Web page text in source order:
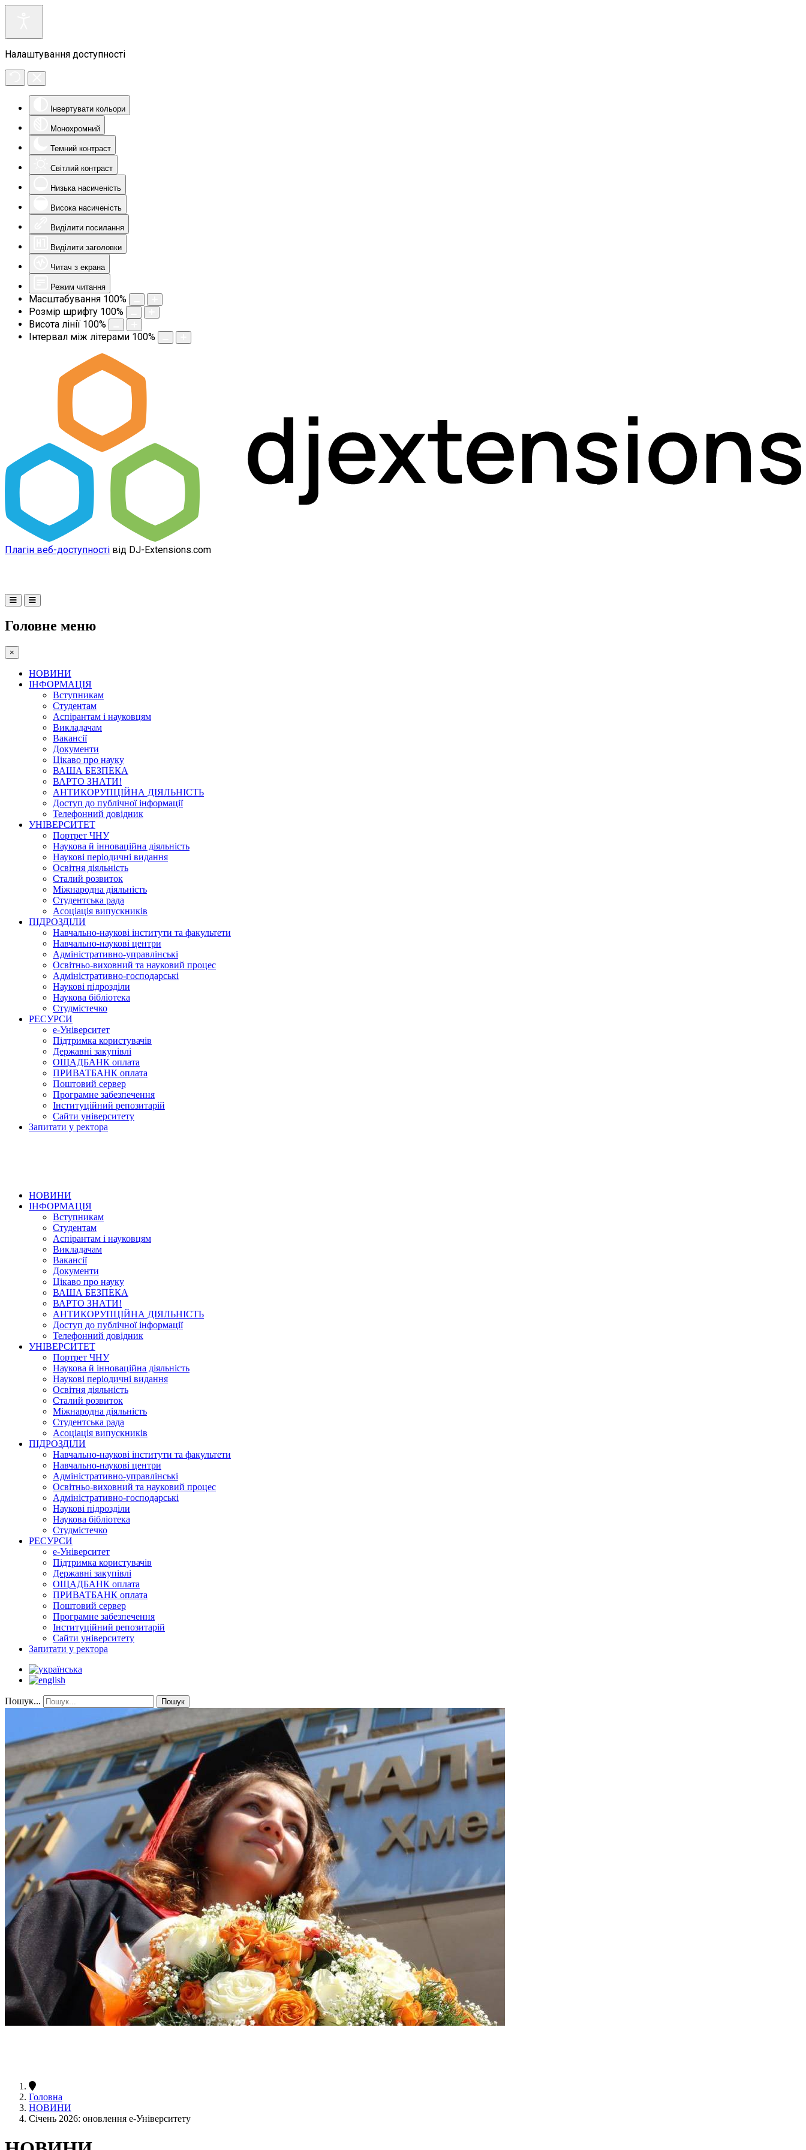
Налаштування доступності
Інвертувати кольори
Монохромний
Темний контраст
Світлий контраст
Низька насиченість
Висока насиченість
Виділити посилання
Виділити заголовки
Читач з екрана
Режим читання
Масштабування 100%
Розмір шрифту 100%
Висота лінії 100%
Інтервал між літерами 100%
Плагін веб-доступності від DJ-Extensions.com
Головне меню
×
НОВИНИ
ІНФОРМАЦІЯ
Вступникам
Студентам
Аспірантам і науковцям
Викладачам
Вакансії
Документи
Цікаво про науку
ВАША БЕЗПЕКА
ВАРТО ЗНАТИ!
АНТИКОРУПЦІЙНА ДІЯЛЬНІСТЬ
Доступ до публічної інформації
Телефонний довідник
УНІВЕРСИТЕТ
Портрет ЧНУ
Наукова й інноваційна діяльність
Наукові періодичні видання
Освітня діяльність
Сталий розвиток
Міжнародна діяльність
Студентська рада
Асоціація випускників
ПІДРОЗДІЛИ
Навчально-наукові інститути та факультети
Навчально-наукові центри
Адміністративно-управлінські
Освітньо-виховний та науковий процес
Адміністративно-господарські
Наукові підрозділи
Наукова бібліотека
Студмістечко
РЕСУРСИ
е-Університет
Підтримка користувачів
Державні закупівлі
ОЩАДБАНК оплата
ПРИВАТБАНК оплата
Поштовий сервер
Програмне забезпечення
Інституційний репозитарій
Сайти університету
Запитати у ректора
НОВИНИ
ІНФОРМАЦІЯ
Вступникам
Студентам
Аспірантам і науковцям
Викладачам
Вакансії
Документи
Цікаво про науку
ВАША БЕЗПЕКА
ВАРТО ЗНАТИ!
АНТИКОРУПЦІЙНА ДІЯЛЬНІСТЬ
Доступ до публічної інформації
Телефонний довідник
УНІВЕРСИТЕТ
Портрет ЧНУ
Наукова й інноваційна діяльність
Наукові періодичні видання
Освітня діяльність
Сталий розвиток
Міжнародна діяльність
Студентська рада
Асоціація випускників
ПІДРОЗДІЛИ
Навчально-наукові інститути та факультети
Навчально-наукові центри
Адміністративно-управлінські
Освітньо-виховний та науковий процес
Адміністративно-господарські
Наукові підрозділи
Наукова бібліотека
Студмістечко
РЕСУРСИ
е-Університет
Підтримка користувачів
Державні закупівлі
ОЩАДБАНК оплата
ПРИВАТБАНК оплата
Поштовий сервер
Програмне забезпечення
Інституційний репозитарій
Сайти університету
Запитати у ректора
Пошук... Пошук
Головна
НОВИНИ
Січень 2026: оновлення е-Університету